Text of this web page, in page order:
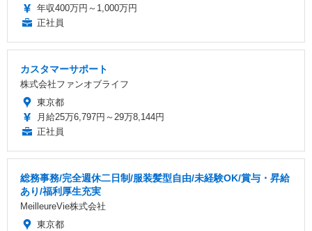
年収400万円～1,000万円
正社員
カスタマーサポート
株式会社ファンオブライフ
東京都
月給25万6,797円～29万8,144円
正社員
総務事務/完全週休二日制/服装髪型自由/未経験OK/賞与・昇給
あり/福利厚生充実
MeilleureVie株式会社
東京都